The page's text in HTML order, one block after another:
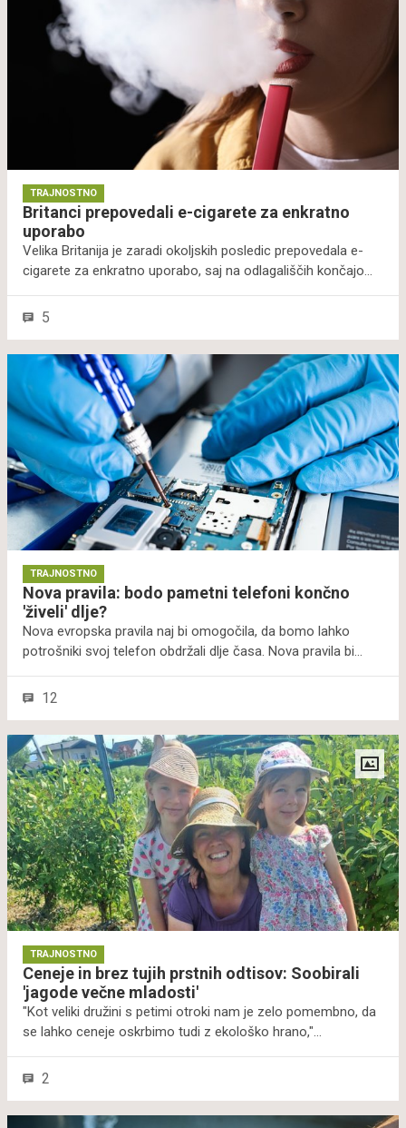
plavale ribe in ostali morski sadeži.
TRAJNOSTNO
Britanci prepovedali e-cigarete za enkratno
uporabo
Velika Britanija je zaradi okoljskih posledic prepovedala e-
cigarete za enkratno uporabo, saj na odlagališčih končajo
onesnaževenje. Prepoved vključuje tako trgovine kot spletno
in zaščititi vodne vire.
5
TRAJNOSTNO
Nova pravila: bodo pametni telefoni končno
'živeli' dlje?
Nova evropska pravila naj bi omogočila, da bomo lahko
potrošniki svoj telefon obdržali dlje časa. Nova pravila bi
Ob tem, da bodo pametni telefoni in tablice imeli daljšo
popravilo, bodo potrošnikom najmanj sedem let po nakupu
dostopna navodila za popravilo in rezervni deli. Prav tako bo
moral vsak proizvajalec zagotoviti nadgradnje programske
opreme in operacijskega sistema za vsaj pet let, so novosti
strnili v Zvezi potrošnikov Slovenije.
12
TRAJNOSTNO
Ceneje in brez tujih prstnih odtisov: Soobirali
'jagode večne mladosti'
"Kot veliki družini s petimi otroki nam je zelo pomembno, da
se lahko ceneje oskrbimo tudi z ekološko hrano,"
soobiranja sibirskih borovnic v Savinjski dolini.
pomoč pri obiranju, in obiralce, ki si želijo ugodneje do
2